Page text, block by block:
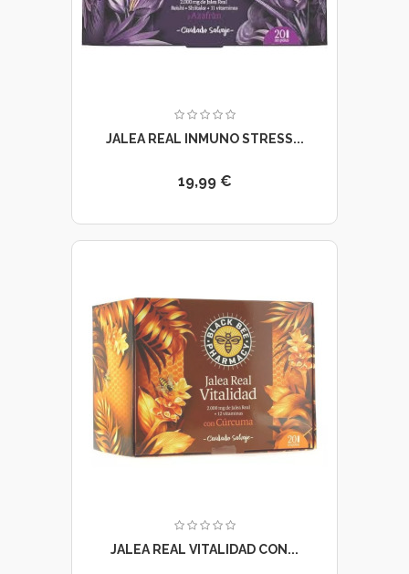
JALEA REAL INMUNO STRESS...
19,99 €
JALEA REAL VITALIDAD CON...